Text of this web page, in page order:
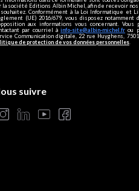
la société Editions Albin Michel, afin de recevoir
Conformément à la Loi Informatique et
(UE) 2016/679, vous disposez
aux informations vous concernant.
par courriel àinfo-site@albin-michel.fr ou
Communication digitale, 22 rue Huyghens,
de protection de vos données personnelles
suivre